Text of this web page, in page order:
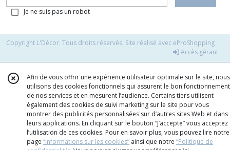
Je ne suis pas un robot
Copyright L'Décor. Tous droits réservés. Site réalisé avec eProShopping
Accès gérant
Afin de vous offrir une expérience utilisateur optimale sur le site, nous
utilisons des cookies fonctionnels qui assurent le bon fonctionnement
de nos services et en mesurent l’audience. Certains tiers utilisent
également des cookies de suivi marketing sur le site pour vous
montrer des publicités personnalisées sur d’autres sites Web et dans
leurs applications. En cliquant sur le bouton “J’accepte” vous acceptez
l’utilisation de ces cookies. Pour en savoir plus, vous pouvez lire notre
page “Informations sur les cookies” ainsi que notre “Politique de